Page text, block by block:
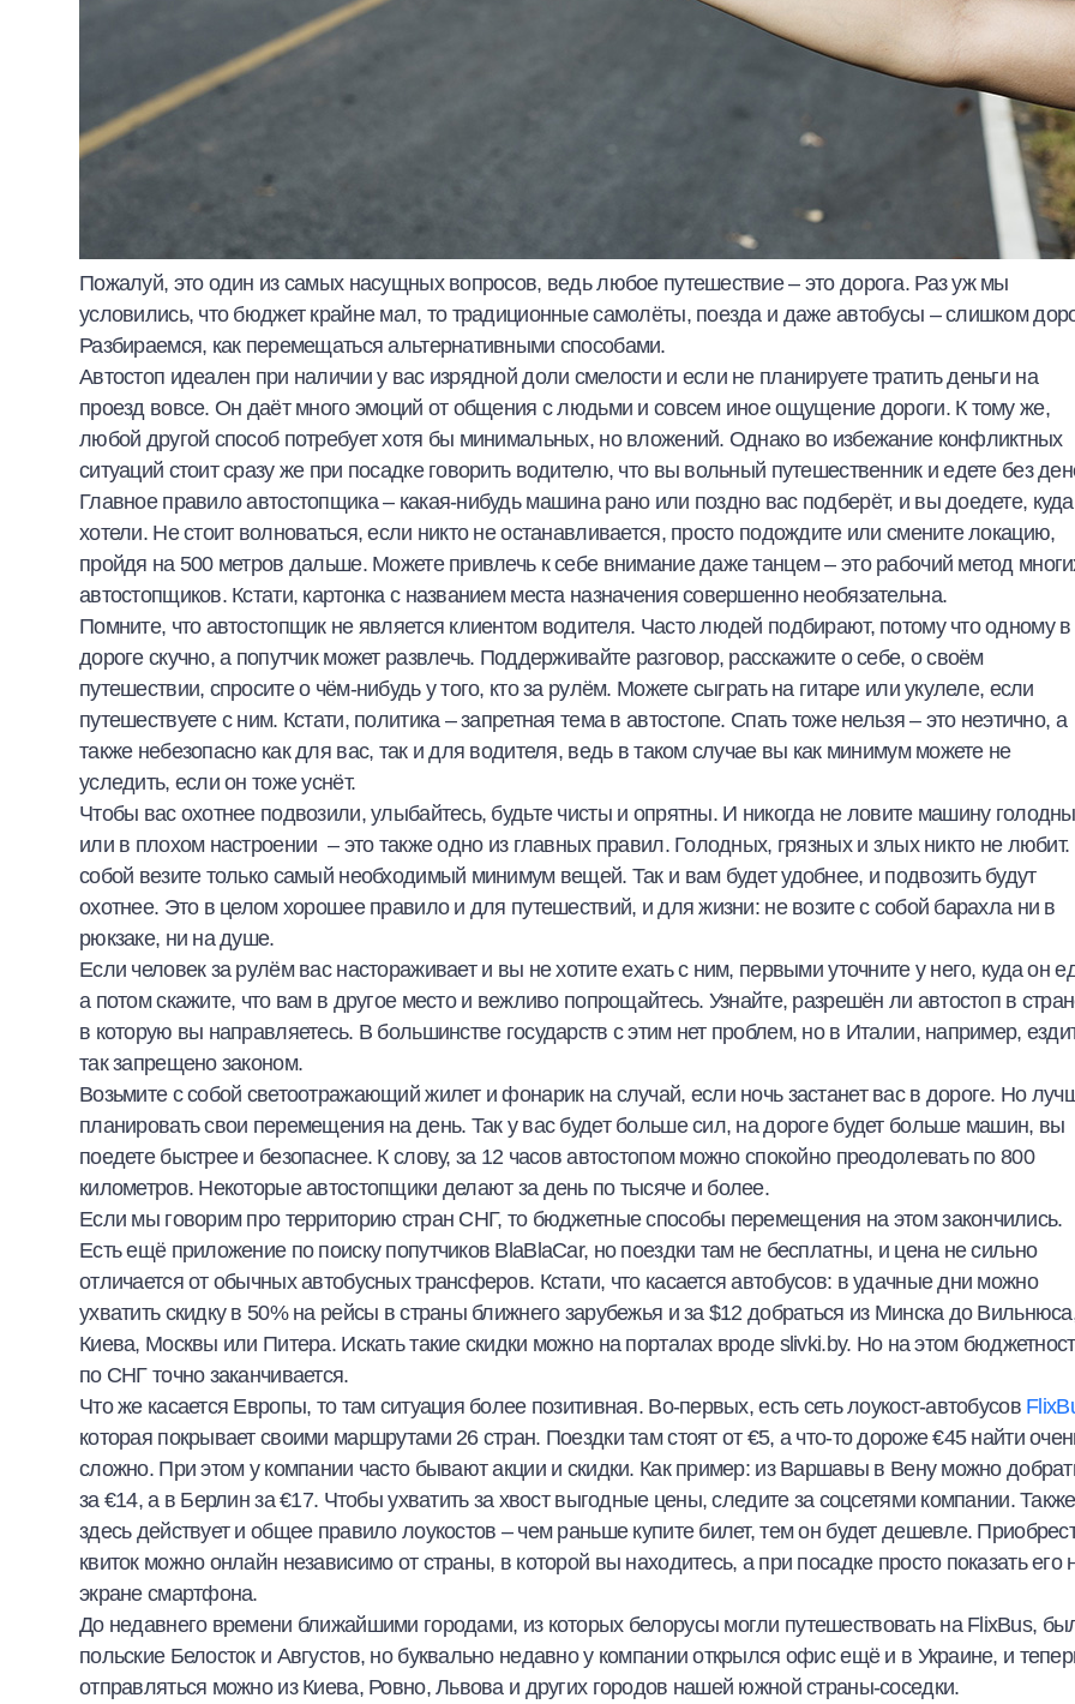
Пожалуй, это один из самых насущных вопросов, ведь любое путешествие – это дорога. Раз уж мы
условились, что бюджет крайне мал, то традиционные самолёты, поезда и даже автобусы – слишком
Разбираемся, как перемещаться альтернативными способами.
Автостоп идеален при наличии у вас изрядной доли смелости и если не планируете тратить деньги на
проезд вовсе. Он даёт много эмоций от общения с людьми и совсем иное ощущение дороги. К тому же,
любой другой способ потребует хотя бы минимальных, но вложений. Однако во избежание конфликтных
ситуаций стоит сразу же при посадке говорить водителю, что вы вольный путешественник и едете без
Главное правило автостопщика – какая-нибудь машина рано или поздно вас подберёт, и вы доедете, куда
хотели. Не стоит волноваться, если никто не останавливается, просто подождите или смените локацию,
пройдя на 500 метров дальше. Можете привлечь к себе внимание даже танцем – это рабочий метод
автостопщиков. Кстати, картонка с названием места назначения совершенно необязательна.
Помните, что автостопщик не является клиентом водителя. Часто людей подбирают, потому что одному в
дороге скучно, а попутчик может развлечь. Поддерживайте разговор, расскажите о себе, о своём
путешествии, спросите о чём-нибудь у того, кто за рулём. Можете сыграть на гитаре или укулеле, если
путешествуете с ним. Кстати, политика – запретная тема в автостопе. Спать тоже нельзя – это неэтично, а
также небезопасно как для вас, так и для водителя, ведь в таком случае вы как минимум можете не
уследить, если он тоже уснёт.
Чтобы вас охотнее подвозили, улыбайтесь, будьте чисты и опрятны. И никогда не ловите машину
или в плохом настроении – это также одно из главных правил. Голодных, грязных и злых никто не
собой везите только самый необходимый минимум вещей. Так и вам будет удобнее, и подвозить будут
охотнее. Это в целом хорошее правило и для путешествий, и для жизни: не возите с собой барахла ни в
рюкзаке, ни на душе.
Если человек за рулём вас настораживает и вы не хотите ехать с ним, первыми уточните у него, куда он
а потом скажите, что вам в другое место и вежливо попрощайтесь. Узнайте, разрешён ли автостоп в
в которую вы направляетесь. В большинстве государств с этим нет проблем, но в Италии, например,
так запрещено законом.
Возьмите с собой светоотражающий жилет и фонарик на случай, если ночь застанет вас в дороге. Но
планировать свои перемещения на день. Так у вас будет больше сил, на дороге будет больше машин, вы
поедете быстрее и безопаснее. К слову, за 12 часов автостопом можно спокойно преодолевать по 800
километров. Некоторые автостопщики делают за день по тысяче и более.
Если мы говорим про территорию стран СНГ, то бюджетные способы перемещения на этом закончились.
Есть ещё приложение по поиску попутчиков BlaBlaCar, но поездки там не бесплатны, и цена не сильно
отличается от обычных автобусных трансферов. Кстати, что касается автобусов: в удачные дни можно
ухватить скидку в 50% на рейсы в страны ближнего зарубежья и за $12 добраться из Минска до
Киева, Москвы или Питера. Искать такие скидки можно на порталах вроде slivki.by. Но на этом
по СНГ точно заканчивается.
Что же касается Европы, то там ситуация более позитивная. Во-первых, есть сеть лоукост-автобусов
которая покрывает своими маршрутами 26 стран. Поездки там стоят от €5, а что-то дороже €45 найти
сложно. При этом у компании часто бывают акции и скидки. Как пример: из Варшавы в Вену можно
за €14, а в Берлин за €17. Чтобы ухватить за хвост выгодные цены, следите за соцсетями компании. Также
здесь действует и общее правило лоукостов – чем раньше купите билет, тем он будет дешевле.
квиток можно онлайн независимо от страны, в которой вы находитесь, а при посадке просто показать его
экране смартфона.
До недавнего времени ближайшими городами, из которых белорусы могли путешествовать на FlixBus,
польские Белосток и Августов, но буквально недавно у компании открылся офис ещё и в Украине, и
отправляться можно из Киева, Ровно, Львова и других городов нашей южной страны-соседки.